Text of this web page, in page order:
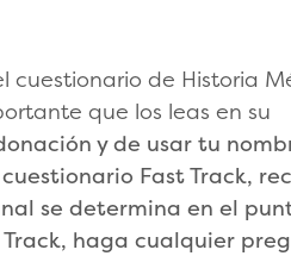
cuestionario de Historia
que los leas en su
y de usar tu
Fast Track,
se determina en el
haga cualquier